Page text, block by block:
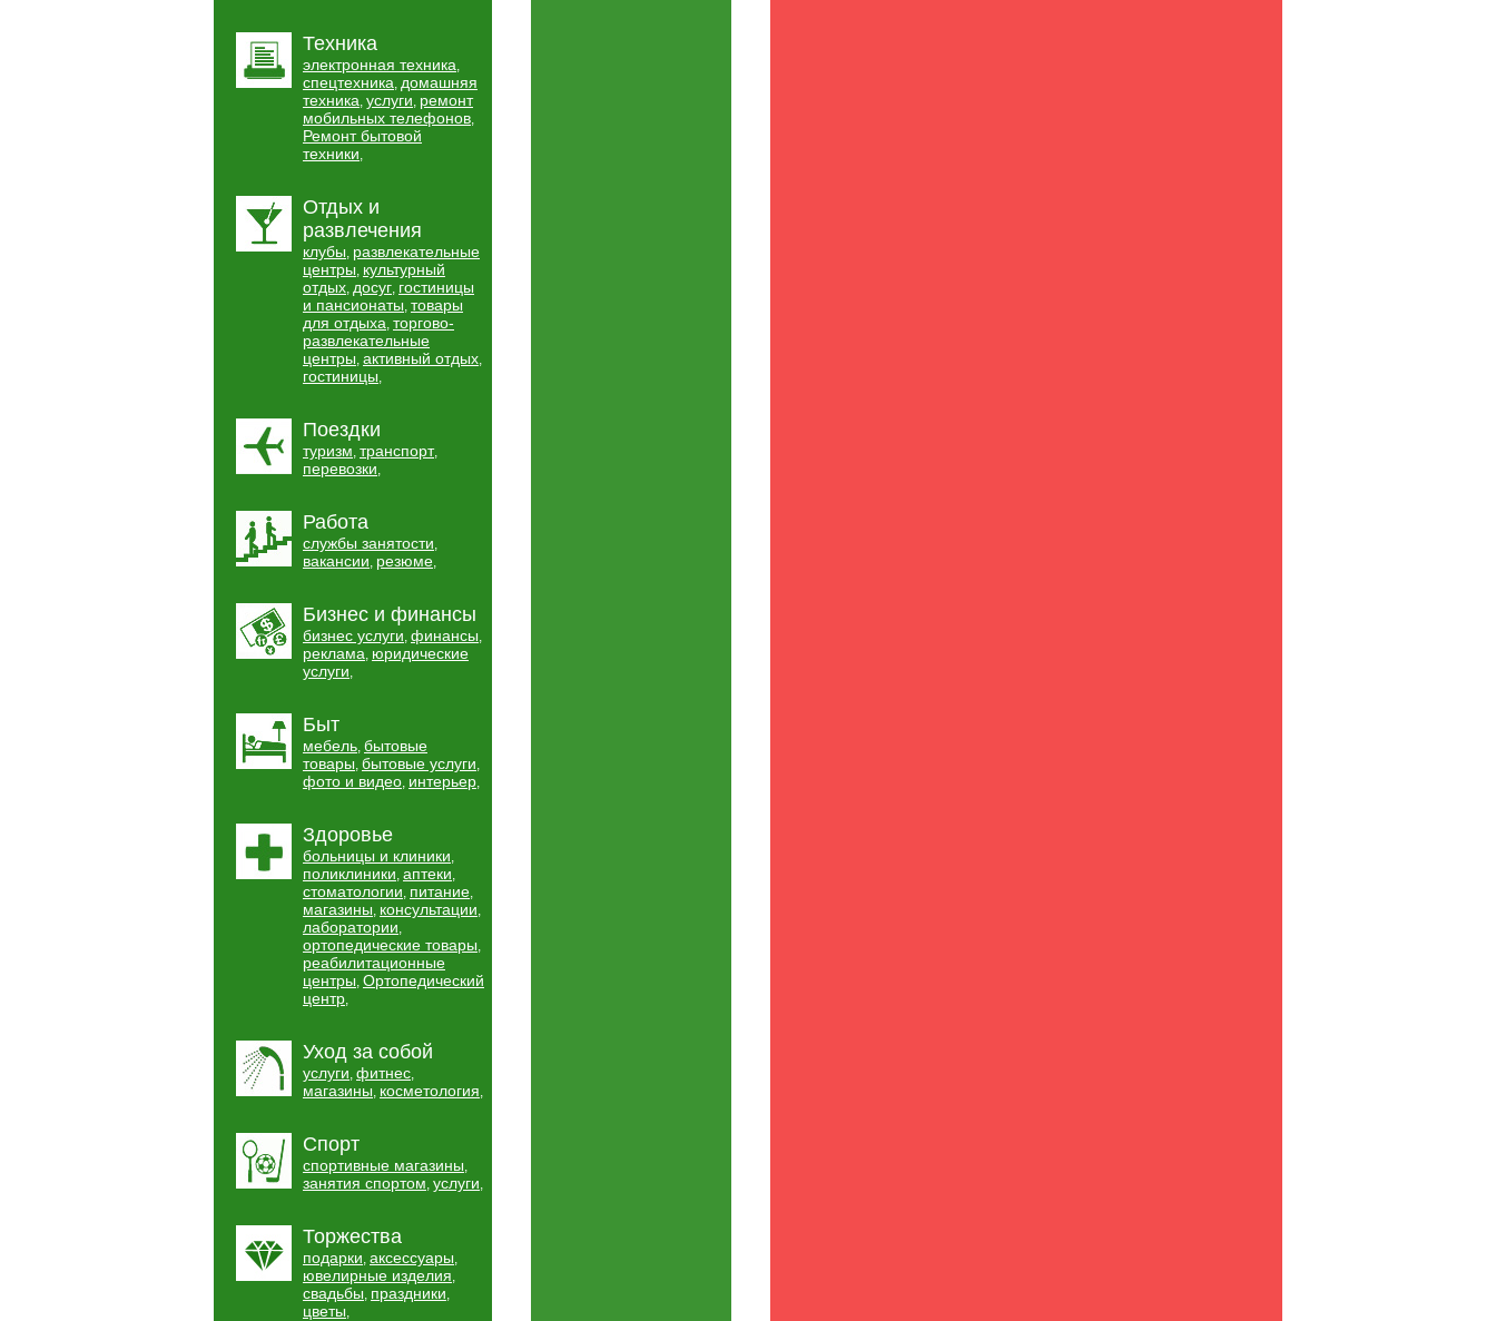
Техника
электронная техника,
спецтехника, домашняя
техника, услуги, ремонт
мобильных телефонов,
Ремонт бытовой
техники,
Отдых и
развлечения
клубы, развлекательные
центры, культурный
отдых, досуг, гостиницы
и пансионаты, товары
для отдыха, торгово-
развлекательные
центры, активный отдых,
гостиницы,
Поездки
туризм, транспорт,
перевозки,
Работа
службы занятости,
вакансии, резюме,
Бизнес и финансы
бизнес услуги, финансы,
реклама, юридические
услуги,
Быт
мебель, бытовые
товары, бытовые услуги,
фото и видео, интерьер,
Здоровье
больницы и клиники,
поликлиники, аптеки,
стоматологии, питание,
магазины, консультации,
лаборатории,
ортопедические товары,
реабилитационные
центры, Ортопедический
центр,
Уход за собой
услуги, фитнес,
магазины, косметология,
Спорт
спортивные магазины,
занятия спортом, услуги,
Торжества
подарки, аксессуары,
ювелирные изделия,
свадьбы, праздники,
цветы,